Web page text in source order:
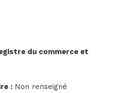
du commerce et
: Non renseigné